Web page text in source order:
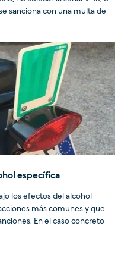
sanciona con una multa de
específica
los efectos del alcohol
más comunes y que
En el caso concreto